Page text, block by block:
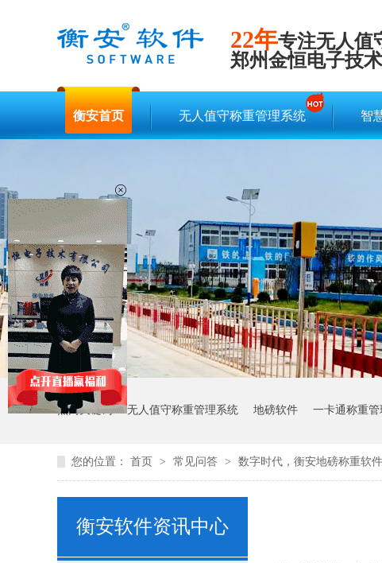
22年专注无人值
郑州金恒电子技
衡安首页 无人值守称重管理系统 智
热门关键词：无人值守称重管理系统 地磅软件 一卡通称重
您的位置： 首页 > 常见问答 > 数字时代，衡安地磅称重软
衡安软件资讯中心